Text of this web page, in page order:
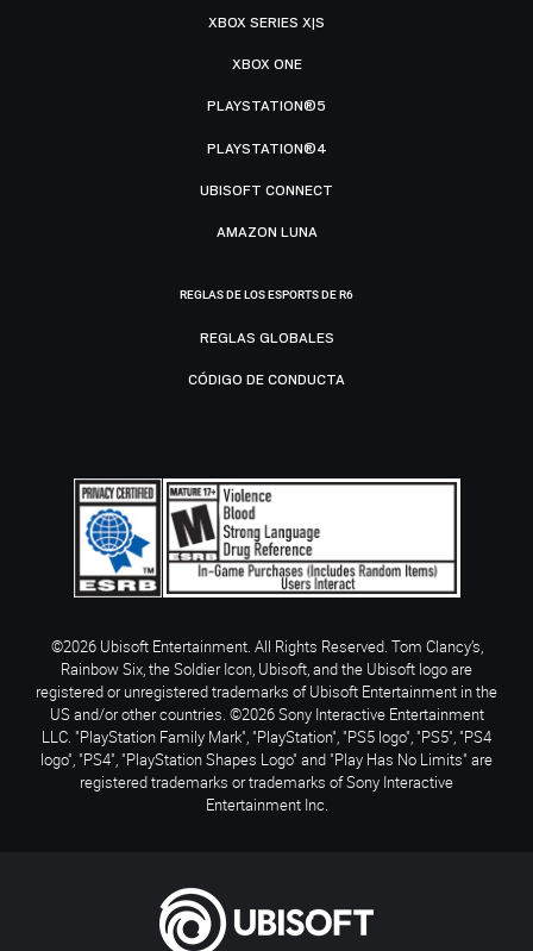
XBOX SERIES X|S
XBOX ONE
PLAYSTATION®5
PLAYSTATION®4
UBISOFT CONNECT
AMAZON LUNA
REGLAS DE LOS ESPORTS DE R6
REGLAS GLOBALES
CÓDIGO DE CONDUCTA
©2026 Ubisoft Entertainment. All Rights Reserved. Tom Clancy’s,
Rainbow Six, the Soldier Icon, Ubisoft, and the Ubisoft logo are
registered or unregistered trademarks of Ubisoft Entertainment in the
US and/or other countries. ©2026 Sony Interactive Entertainment
LLC. "PlayStation Family Mark", "PlayStation", "PS5 logo", "PS5", "PS4
logo", "PS4", "PlayStation Shapes Logo" and "Play Has No Limits" are
registered trademarks or trademarks of Sony Interactive
Entertainment Inc.